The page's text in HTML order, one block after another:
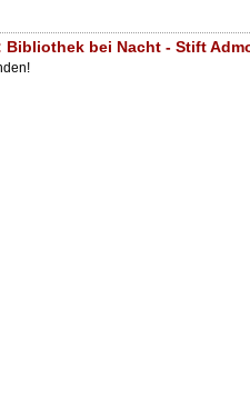
bei Nacht - Stift